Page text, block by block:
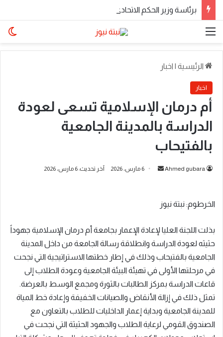
القائمة
الرئيسية | اخبار
اخبار
أم درمان الإسلامية تسعى لعودة
الدراسة بالمدينة الجامعية
بالفتيحاب
Ahmed gubara
أرسل6 مارس، 2026 آخر تحديث: 6 مارس، 2026
الخرطوم: نبتة نيوز
بذلت اللجنة العليا لإعادة الإعمار بجامعة أم درمان الإسلامية جهوداً
حثيثه لعودة الدراسة وانطلاقة رسالة الجامعة من داخل المدينة
الجامعية بالفتيحاب وذلك في إطار خطتها الاستراتيجية التي نجحت
في مرحلتها الأولى في تهيئة البيئة الجامعية وعودة الطلاب إلى
قاعات الدراسة بمركز الطالبات بالثورة ومجمع الوسط بالعرضة.
تمثل ذلك في إزالة الأنقاض والصيانات الخفيفة وإعادة خط المياة
للمدينة الجامعية وبداية إعمار الداخليات للطلاب بالتعاون مع
الصندوق القومي لرعاية الطلاب والجهود الحثيثة التي نجحت في